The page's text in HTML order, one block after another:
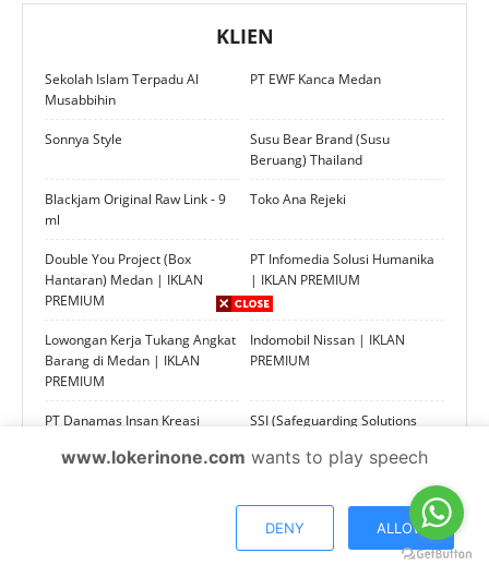
KLIEN
Sekolah Islam Terpadu Al
Musabbihin
PT EWF Kanca Medan
Sonnya Style
Susu Bear Brand (Susu
Beruang) Thailand
Blackjam Original Raw Link - 9
ml
Toko Ana Rejeki
Double You Project (Box
Hantaran) Medan | IKLAN
PREMIUM
PT Infomedia Solusi Humanika
| IKLAN PREMIUM
Lowongan Kerja Tukang Angkat
Barang di Medan | IKLAN
PREMIUM
Indomobil Nissan | IKLAN
PREMIUM
PT Danamas Insan Kreasi
PREMIUM
SSI (Safeguarding Solutions
IKLAN PREMIUM JOIN &
MEMBER AREA ORIFLAME
www.lokerinone.com wants to play speech
DENY ALLOW